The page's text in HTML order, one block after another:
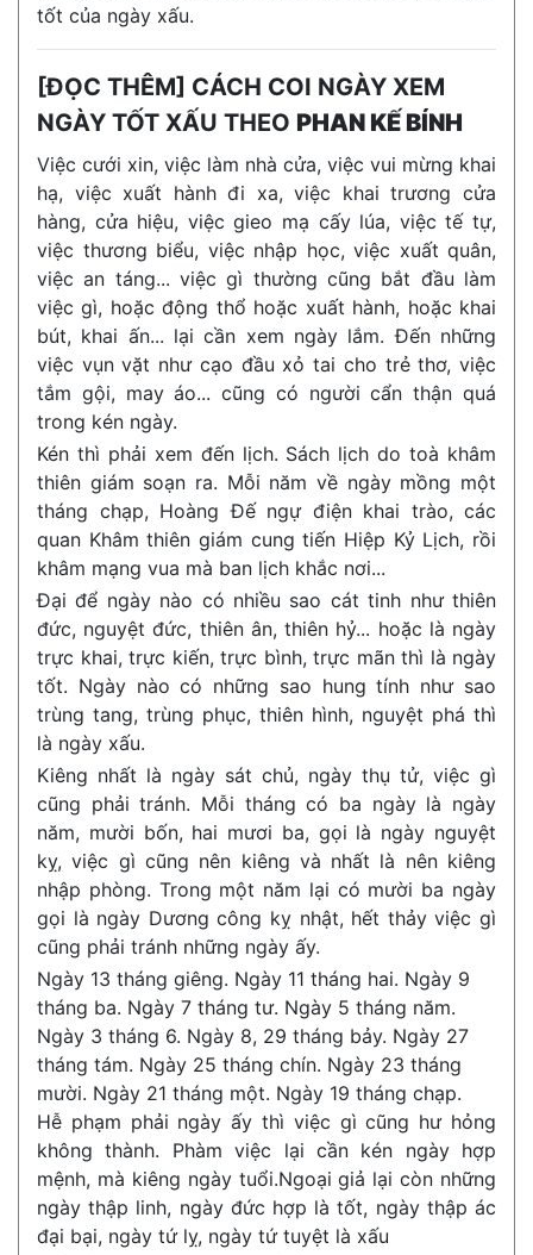
tốt của ngày xấu.
[ĐỌC THÊM] CÁCH COI NGÀY XEM
NGÀY TỐT XẤU THEO PHAN KẾ BÍNH
Việc cưới xin, việc làm nhà cửa, việc vui mừng khai
hạ, việc xuất hành đi xa, việc khai trương cửa
hàng, cửa hiệu, việc gieo mạ cấy lúa, việc tế tự,
việc thương biểu, việc nhập học, việc xuất quân,
việc an táng... việc gì thường cũng bắt đầu làm
việc gì, hoặc động thổ hoặc xuất hành, hoặc khai
bút, khai ấn... lại cần xem ngày lắm. Đến những
việc vụn vặt như cạo đầu xỏ tai cho trẻ thơ, việc
tắm gội, may áo... cũng có người cẩn thận quá
trong kén ngày.
Kén thì phải xem đến lịch. Sách lịch do toà khâm
thiên giám soạn ra. Mỗi năm về ngày mồng một
tháng chạp, Hoàng Đế ngự điện khai trào, các
quan Khâm thiên giám cung tiến Hiệp Kỷ Lịch, rồi
khâm mạng vua mà ban lịch khắc nơi...
Đại để ngày nào có nhiều sao cát tinh như thiên
đức, nguyệt đức, thiên ân, thiên hỷ... hoặc là ngày
trực khai, trực kiến, trực bình, trực mãn thì là ngày
tốt. Ngày nào có những sao hung tính như sao
trùng tang, trùng phục, thiên hình, nguyệt phá thì
là ngày xấu.
Kiêng nhất là ngày sát chủ, ngày thụ tử, việc gì
cũng phải tránh. Mỗi tháng có ba ngày là ngày
năm, mười bốn, hai mươi ba, gọi là ngày nguyệt
kỵ, việc gì cũng nên kiêng và nhất là nên kiêng
nhập phòng. Trong một năm lại có mười ba ngày
gọi là ngày Dương công kỵ nhật, hết thảy việc gì
cũng phải tránh những ngày ấy.
Ngày 13 tháng giêng. Ngày 11 tháng hai. Ngày 9
tháng ba. Ngày 7 tháng tư. Ngày 5 tháng năm.
Ngày 3 tháng 6. Ngày 8, 29 tháng bảy. Ngày 27
tháng tám. Ngày 25 tháng chín. Ngày 23 tháng
mười. Ngày 21 tháng một. Ngày 19 tháng chạp.
Hễ phạm phải ngày ấy thì việc gì cũng hư hỏng
không thành. Phàm việc lại cần kén ngày hợp
mệnh, mà kiêng ngày tuổi.Ngoại giả lại còn những
ngày thập linh, ngày đức hợp là tốt, ngày thập ác
đại bại, ngày tứ lỵ, ngày tứ tuyệt là xấu